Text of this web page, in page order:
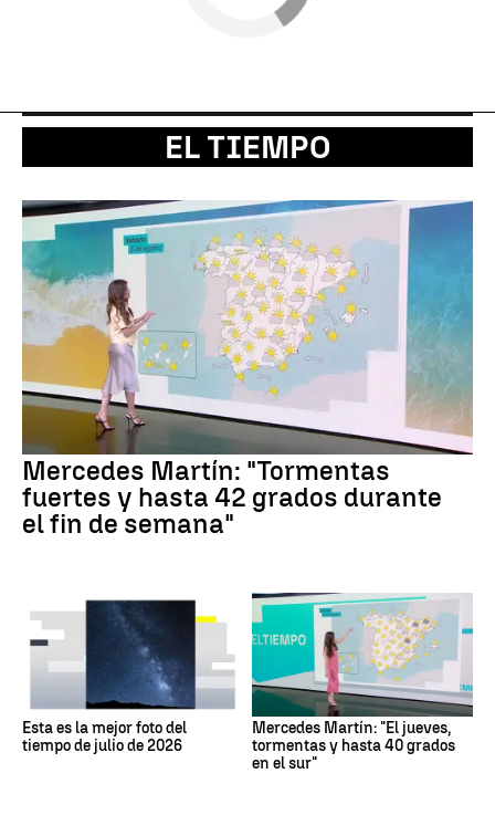
EL TIEMPO
Mercedes Martín: "Tormentas
fuertes y hasta 42 grados durante
el fin de semana"
Esta es la mejor foto del
tiempo de julio de 2026
Mercedes Martín: "El jueves,
tormentas y hasta 40 grados
en el sur"